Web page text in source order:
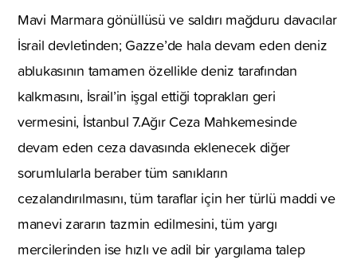
Mavi Marmara gönüllüsü ve saldırı mağduru davacılar
İsrail devletinden; Gazze’de hala devam eden deniz
ablukasının tamamen özellikle deniz tarafından
kalkmasını, İsrail’in işgal ettiği toprakları geri
vermesini, İstanbul 7.Ağır Ceza Mahkemesinde
devam eden ceza davasında eklenecek diğer
sorumlularla beraber tüm sanıkların
cezalandırılmasını, tüm taraflar için her türlü maddi ve
manevi zararın tazmin edilmesini, tüm yargı
mercilerinden ise hızlı ve adil bir yargılama talep